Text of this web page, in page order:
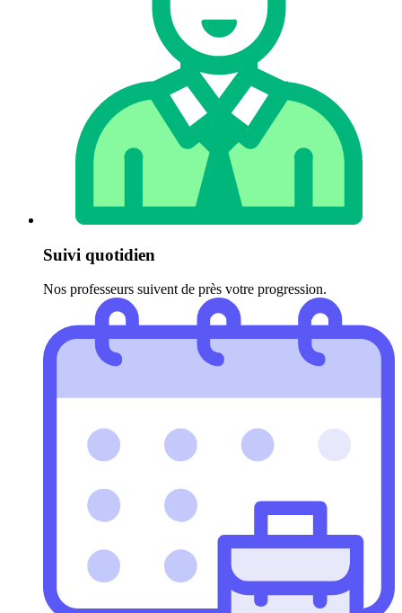
Suivi quotidien
Nos professeurs suivent de près votre progression.